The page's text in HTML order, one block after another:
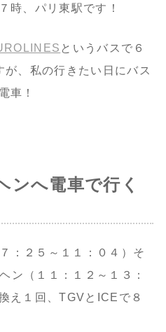
時、パリ東駅です！
というバスで６
が、私の行きたい日にバス
車！
ンへ電車で行く
：２５～１１：０４）そ
ン（１１：１２～１３：
え１回、TGVとICEで８